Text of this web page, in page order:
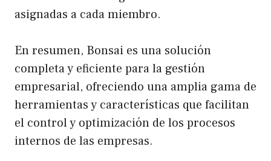
asignadas a cada miembro.
En resumen, Bonsai es una solución
completa y eficiente para la gestión
empresarial, ofreciendo una amplia gama de
herramientas y características que facilitan
el control y optimización de los procesos
internos de las empresas.